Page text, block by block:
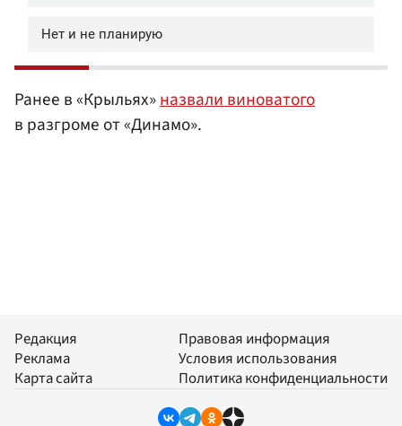
Ранее в «Крыльях»назвали виноватого
в разгроме от «Динамо».
Редакция
Реклама
Карта сайта
Правовая информация
Условия использования
Политика конфиденциальности